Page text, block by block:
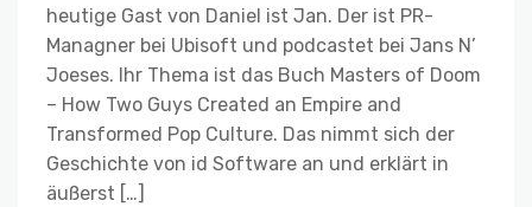
heutige Gast von Daniel ist Jan. Der ist PR-
Managner bei Ubisoft und podcastet bei Jans N’
Joeses. Ihr Thema ist das Buch Masters of Doom
– How Two Guys Created an Empire and
Transformed Pop Culture. Das nimmt sich der
Geschichte von id Software an und erklärt in
äußerst […]